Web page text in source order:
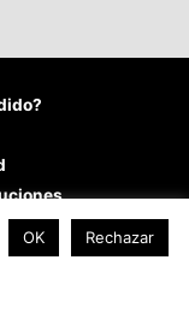
OK Rechazar